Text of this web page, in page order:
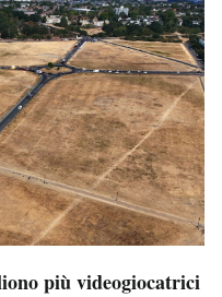
più videogiocatrici